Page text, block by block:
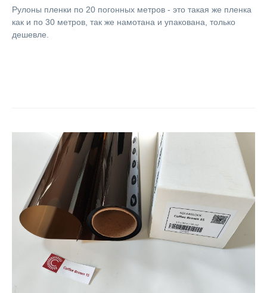
Рулоны пленки по 20 погонных метров - это такая же пленка
как и по 30 метров, так же намотана и упакована, только
дешевле.